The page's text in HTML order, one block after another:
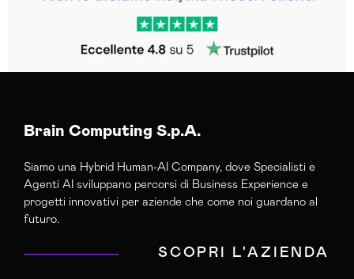
Brain Computing S.p.A.
Siamo una Hybrid Human-AI Company, dove Specialisti e
Agenti AI sviluppano percorsi di Business Experience e
progetti innovativi per aziende che come noi guardano al
futuro.
SCOPRI L'AZIENDA